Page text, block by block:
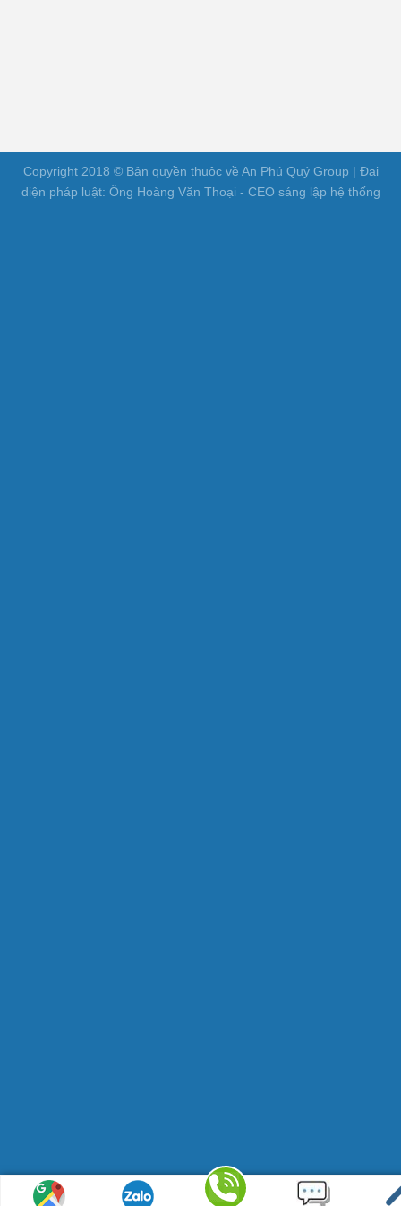
Copyright 2018 © Bản quyền thuộc về An Phú Quý Group | Đại
diện pháp luật: Ông Hoàng Văn Thoại - CEO sáng lập hệ thống